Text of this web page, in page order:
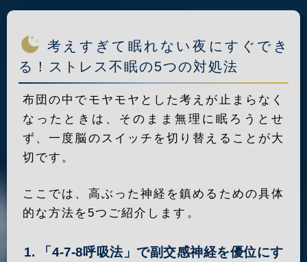
考えすぎて眠れない夜にすぐでき
る！ストレス不眠の5つの対処法
布団の中でモヤモヤとした考えが止まらなく
なったときは、そのまま無理に眠ろうとせ
ず、一度脳のスイッチを切り替えることが大
切です。
ここでは、高ぶった神経を鎮めるための具体
的な方法を5つご紹介します。
1. 「4-7-8呼吸法」で副交感神経を優位にす